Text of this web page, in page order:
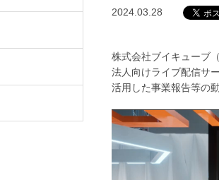
2024.03.28
株式会社ブイキューブ
法人向けライブ配信サ
活用した事業報告等の